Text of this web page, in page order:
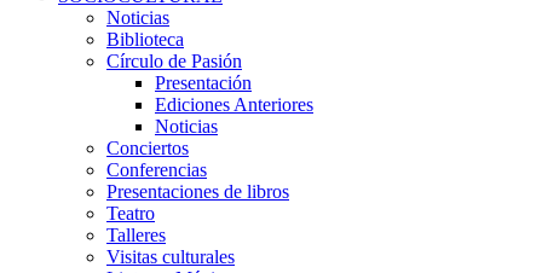
Noticias
Biblioteca
Círculo de Pasión
Presentación
Ediciones Anteriores
Noticias
Conciertos
Conferencias
Presentaciones de libros
Teatro
Talleres
Visitas culturales